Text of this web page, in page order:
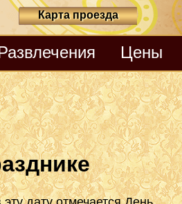
Карта проезда
Цены